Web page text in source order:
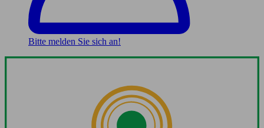
Bitte melden Sie sich an!